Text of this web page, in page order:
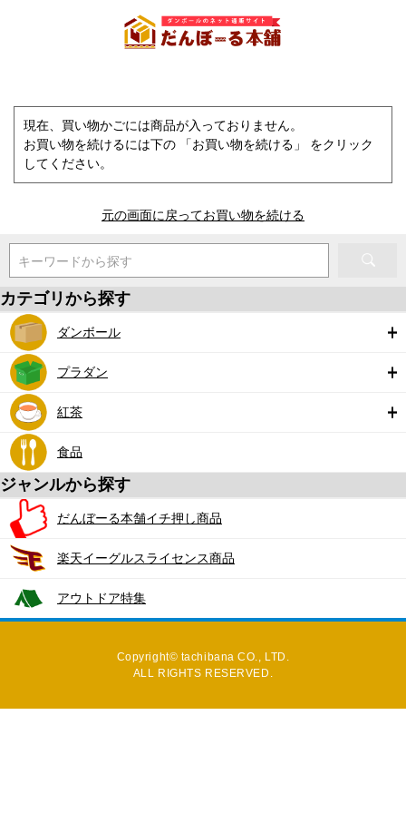
現在、買い物かごには商品が入っておりません。
お買い物を続けるには下の 「お買い物を続ける」 をクリック
してください。
元の画面に戻ってお買い物を続ける
キーワードから探す
カテゴリから探す
ダンボール
プラダン
紅茶
食品
ジャンルから探す
だんぼーる本舗イチ押し商品
楽天イーグルスライセンス商品
アウトドア特集
Copyright© tachibana CO., LTD.
ALL RIGHTS RESERVED.